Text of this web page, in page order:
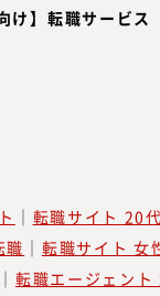
け】転職サービス
｜ 転職サイト 20代
職 ｜ 転職サイト 女
｜ 転職エージェント